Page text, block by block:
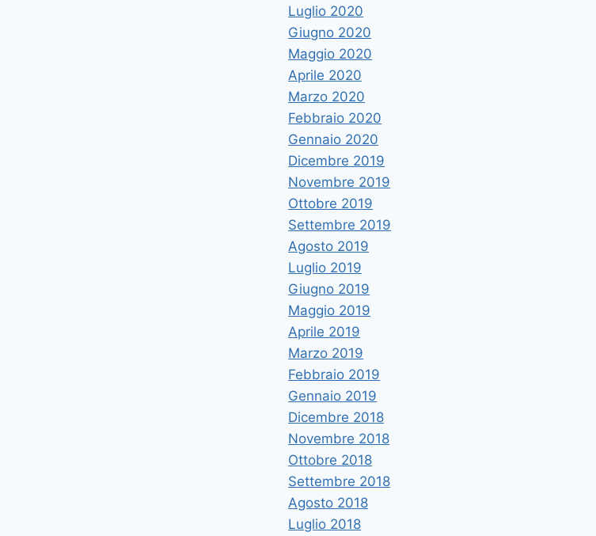
Luglio 2020
Giugno 2020
Maggio 2020
Aprile 2020
Marzo 2020
Febbraio 2020
Gennaio 2020
Dicembre 2019
Novembre 2019
Ottobre 2019
Settembre 2019
Agosto 2019
Luglio 2019
Giugno 2019
Maggio 2019
Aprile 2019
Marzo 2019
Febbraio 2019
Gennaio 2019
Dicembre 2018
Novembre 2018
Ottobre 2018
Settembre 2018
Agosto 2018
Luglio 2018